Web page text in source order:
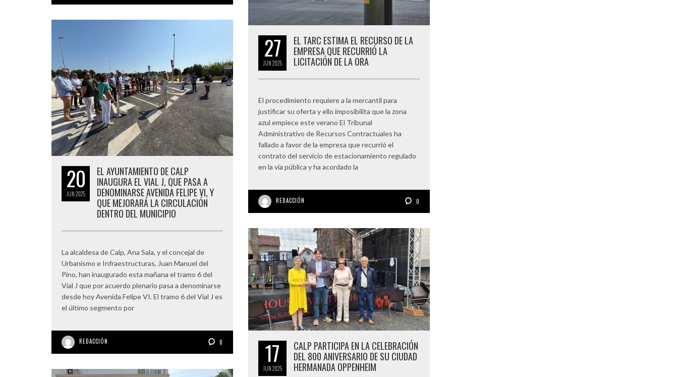
27
JUN2025
EL TARC ESTIMA EL RECURSO DE LA
EMPRESA QUE RECURRIÓ LA
LICITACIÓN DE LA ORA
El procedimiento requiere a la mercantil para
justificar su oferta y ello imposibilita que la zona
azul empiece este verano El Tribunal
Administrativo de Recursos Contractuales ha
fallado a favor de la empresa que recurrió el
contrato del servicio de estacionamiento regulado
en la vía pública y ha acordado la
REDACCIÓN 0
20
JUN2025
EL AYUNTAMIENTO DE CALP
INAUGURA EL VIAL J, QUE PASA A
DENOMINARSE AVENIDA FELIPE VI, Y
QUE MEJORARÁ LA CIRCULACIÓN
DENTRO DEL MUNICIPIO
La alcaldesa de Calp, Ana Sala, y el concejal de
Urbanismo e Infraestructuras, Juan Manuel del
Pino, han inaugurado esta mañana el tramo 6 del
Vial J que por acuerdo plenario pasa a denominarse
desde hoy Avenida Felipe VI. El tramo 6 del Vial J es
el último segmento por
REDACCIÓN 0 17
JUN2025
CALP PARTICIPA EN LA CELEBRACIÓN
DEL 800 ANIVERSARIO DE SU CIUDAD
HERMANADA OPPENHEIM